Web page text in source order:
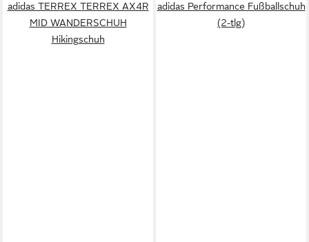
adidas TERREX TERREX AX4R
MID WANDERSCHUH
Hikingschuh
adidas Performance Fußballschuh
(2-tlg)